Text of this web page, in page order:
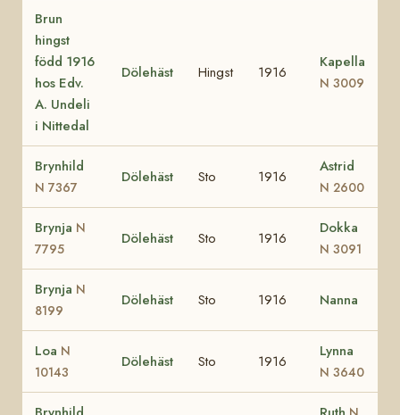
Brun
hingst
född 1916
hos Edv.
A. Undeli
i Nittedal
Dölehäst Hingst 1916
Kapella
N 3009
Brynhild
N 7367
Dölehäst Sto 1916
Astrid
N 2600
Brynja N
7795
Dölehäst Sto 1916
Dokka
N 3091
Brynja N
8199
Dölehäst Sto 1916 Nanna
Loa N
10143
Dölehäst Sto 1916
Lynna
N 3640